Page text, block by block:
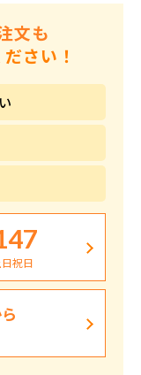
文も
さい！
祝日